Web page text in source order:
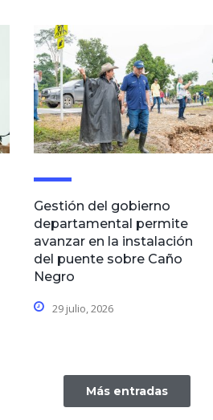
Gestión del gobierno
departamental permite
avanzar en la instalación
del puente sobre Caño
Negro
29 julio, 2026
Más entradas